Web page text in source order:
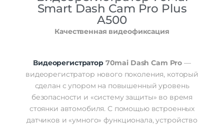
Smart Dash Cam Pro Plus
A500
Качественная видеофиксация
Видеорегистратор70mai Dash Cam Pro —
видеорегистратор нового поколения, который
сделан с упором на повышенный уровень
безопасности и «систему защиты» во время
стоянки автомобиля. С помощью встроенных
датчиков и «умного» функционала, устройство